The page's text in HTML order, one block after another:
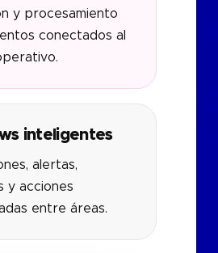
y procesamiento
conectados al
inteligentes
alertas,
y acciones
entre áreas.